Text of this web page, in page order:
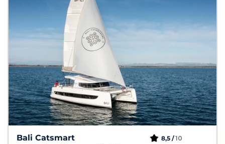
Bali Catsmart 8,5 /10